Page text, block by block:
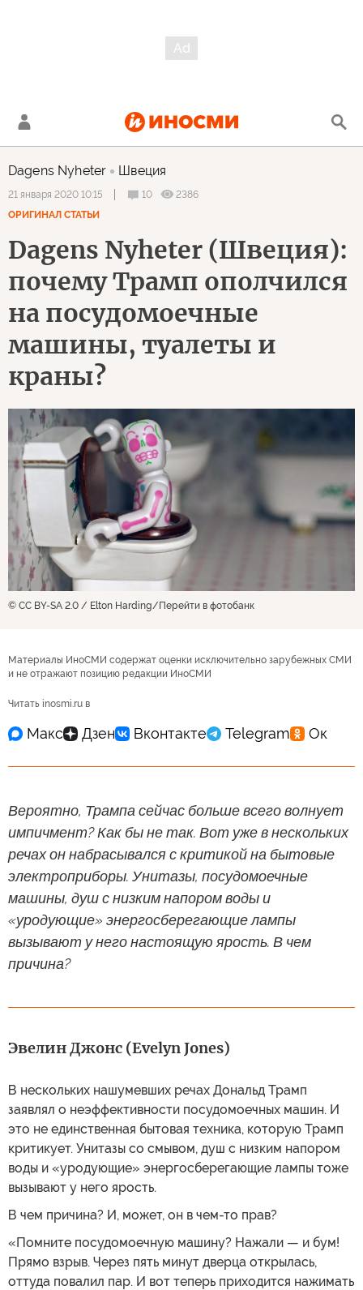
Dagens Nyheter Швеция
21 января 2020 10:15 10
2386
ОРИГИНАЛ СТАТЬИ
Dagens Nyheter (Швеция):
почему Трамп ополчился
на посудомоечные
машины, туалеты и
краны?
© CC BY-SA 2.0 / Elton Harding Перейти в фотобанк
Материалы ИноСМИ содержат оценки исключительно зарубежных СМИ
и не отражают позицию редакции ИноСМИ
Читать inosmi.ru в
Вероятно, Трампа сейчас больше всего волнует
импичмент? Как бы не так. Вот уже в нескольких
речах он набрасывался с критикой на бытовые
электроприборы. Унитазы, посудомоечные
машины, душ с низким напором воды и
«уродующие» энергосберегающие лампы
вызывают у него настоящую ярость. В чем
причина?
Эвелин Джонс (Evelyn Jones)
В нескольких нашумевших речах Дональд Трамп
заявлял о неэффективности посудомоечных машин. И
это не единственная бытовая техника, которую Трамп
критикует. Унитазы со смывом, душ с низким напором
воды и «уродующие» энергосберегающие лампы тоже
вызывают у него ярость.
В чем причина? И, может, он в чем-то прав?
«Помните посудомоечную машину? Нажали — и бум!
Прямо взрыв. Через пять минут дверца открылась,
оттуда повалил пар. И вот теперь приходится нажимать